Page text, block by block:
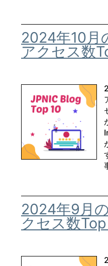
2024年10月
アクセス数
2024年9月
クセス数